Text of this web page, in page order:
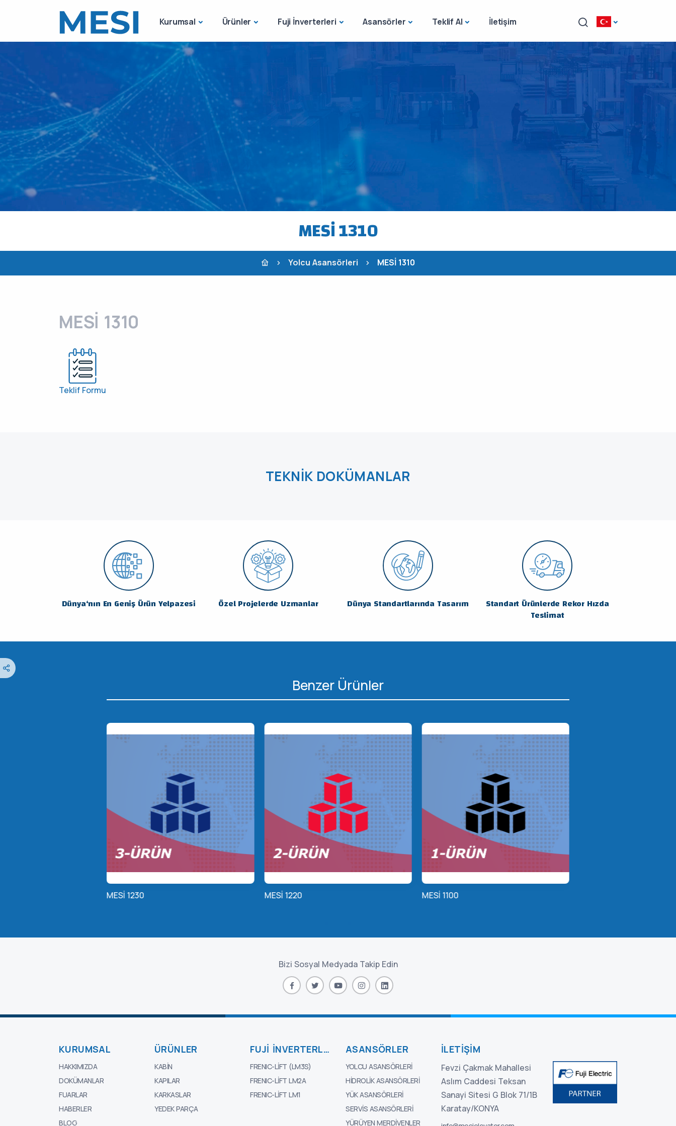
Kurumsal Ürünler Fuji İnverterleri Asansörler Teklif Al İletişim
MESİ 1310
Yolcu Asansörleri MESİ 1310
MESİ 1310
Teklif Formu
TEKNIK DOKÜMANLAR
Dünya‘nın En Geniş Ürün Yelpazesi Özel Projelerde Uzmanlar Dünya Standartlarında Tasarım Standart Ürünlerde Rekor Hızda
Teslimat
Benzer Ürünler
MESİ 1230 MESİ 1220 MESİ 1100
Bizi Sosyal Medyada Takip Edin
KURUMSAL
HAKKIMIZDA
DOKÜMANLAR
FUARLAR
HABERLER
BLOG
ÜRÜNLER
KABIN
KAPILAR
KARKASLAR
YEDEK PARÇA
FUJI İNVERTERLERI
FRENIC-LIFT (LM3S)
FRENIC-LIFT LM2A
FRENIC-LIFT LM1
ASANSÖRLER
YOLCU ASANSÖRLERI
HIDROLIK ASANSÖRLERI
YÜK ASANSÖRLERI
SERVIS ASANSÖRLERI
YÜRÜYEN MERDIVENLER
İLETIŞIM
Fevzi Çakmak Mahallesi
Aslım Caddesi Teksan
Sanayi Sitesi G Blok 71/1B
Karatay/KONYA